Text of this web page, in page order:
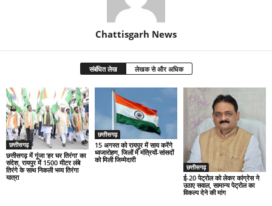
Chattisgarh News
संबंधित लेख लेखक से और अधिक
छत्तीसगढ़
छत्तीसगढ़ में गूंजा ‘हर घर तिरंगा’ का
संदेश, रायपुर में 1500 मीटर लंबे
तिरंगे के साथ निकली भव्य तिरंगा
यात्रा
छत्तीसगढ़
15 अगस्त को रायपुर में साय करेंगे
ध्वजारोहण, जिलों में मंत्रियों-सांसदों
को मिली जिम्मेदारी
छत्तीसगढ़
ई-20 पेट्रोल को लेकर कांग्रेस ने
उठाए सवाल, सामान्य पेट्रोल का
विकल्प देने की मांग